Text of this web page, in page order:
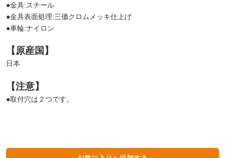
●金具:スチール
●金具表面処理:三価クロムメッキ仕上げ
●車輪:ナイロン
【原産国】
日本
【注意】
●取付穴は２つです。